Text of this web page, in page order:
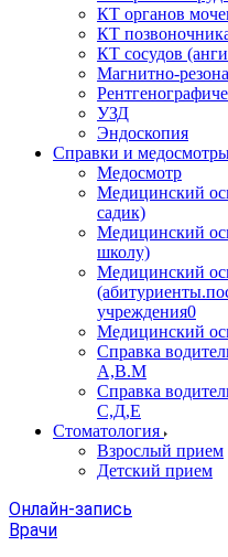
КТ органов
КТ
КТ сосудов
Магнитно-
УЗД
Эндоскопия
Справки и
Медосмотр
Медицинский
садик)
Медицинский
школу)
Медицинский
учреждения0
Медицинский
Справка
А,В.М
Справка
С,Д,Е
Стоматология
Взрослый прием
Детский прием
Онлайн-запись
Врачи